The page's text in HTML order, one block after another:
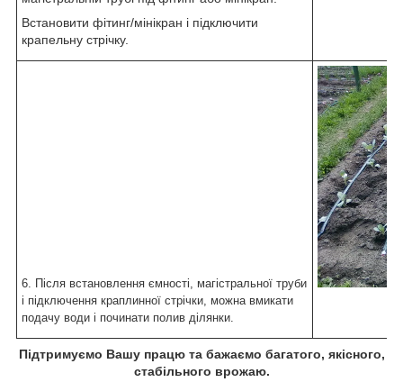
Встановити фітинг/мінікран і підключити
крапельну стрічку.
6. Після встановлення ємності, магістральної труби
і підключення краплинної стрічки, можна вмикати
подачу води і починати полив ділянки.
Підтримуємо Вашу працю та бажаємо багатого, якісного,
стабільного врожаю.